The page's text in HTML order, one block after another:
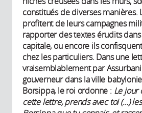
constitués de diverses manières.
profitent de leurs campagnes
rapporter des textes érudits
capitale, ou encore ils
chez les particuliers. Dans une
vraisemblablement par
gouverneur dans la ville
Borsippa, le roi ordonne : Le jour
cette lettre, prends avec toi (…)